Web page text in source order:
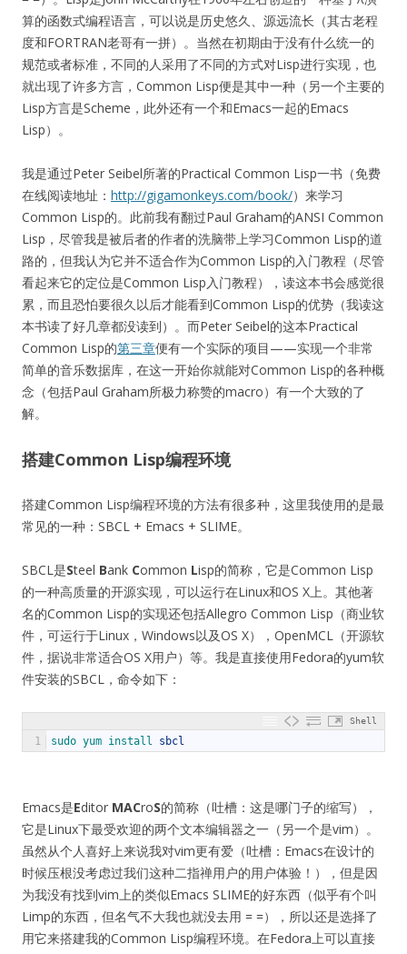
算的函数式编程语言，可以说是历史悠久、源远流长（其古老程
度和FORTRAN老哥有一拼）。当然在初期由于没有什么统一的
规范或者标准，不同的人采用了不同的方式对Lisp进行实现，也
就出现了许多方言，Common Lisp便是其中一种（另一个主要的
Lisp方言是Scheme，此外还有一个和Emacs一起的Emacs
Lisp）。
我是通过Peter Seibel所著的Practical Common Lisp一书（免费
在线阅读地址： http://gigamonkeys.com/book/）来学习
Common Lisp的。此前我有翻过Paul Graham的ANSI Common
Lisp，尽管我是被后者的作者的洗脑带上学习Common Lisp的道
路的，但我认为它并不适合作为Common Lisp的入门教程（尽管
看起来它的定位是Common Lisp入门教程），读这本书会感觉很
累，而且恐怕要很久以后才能看到Common Lisp的优势（我读这
本书读了好几章都没读到）。而Peter Seibel的这本Practical
Common Lisp的第三章便有一个实际的项目——实现一个非常
简单的音乐数据库，在这一开始你就能对Common Lisp的各种概
念（包括Paul Graham所极力称赞的macro）有一个大致的了
解。
搭建Common Lisp编程环境
搭建Common Lisp编程环境的方法有很多种，这里我使用的是最
常见的一种：SBCL + Emacs + SLIME。
SBCL是Steel Bank Common Lisp的简称，它是Common Lisp
的一种高质量的开源实现，可以运行在Linux和OS X上。其他著
名的Common Lisp的实现还包括Allegro Common Lisp（商业软
件，可运行于Linux，Windows以及OS X），OpenMCL（开源软
件，据说非常适合OS X用户）等。我是直接使用Fedora的yum软
件安装的SBCL，命令如下：
Shell
1 sudo yum install sbcl
Emacs是Editor MACroS的简称（吐槽：这是哪门子的缩写），
它是Linux下最受欢迎的两个文本编辑器之一（另一个是vim）。
虽然从个人喜好上来说我对vim更有爱（吐槽：Emacs在设计的
时候压根没考虑过我们这种二指禅用户的用户体验！），但是因
为我没有找到vim上的类似Emacs SLIME的好东西（似乎有个叫
Limp的东西，但名气不大我也就没去用 = =），所以还是选择了
用它来搭建我的Common Lisp编程环境。在Fedora上可以直接